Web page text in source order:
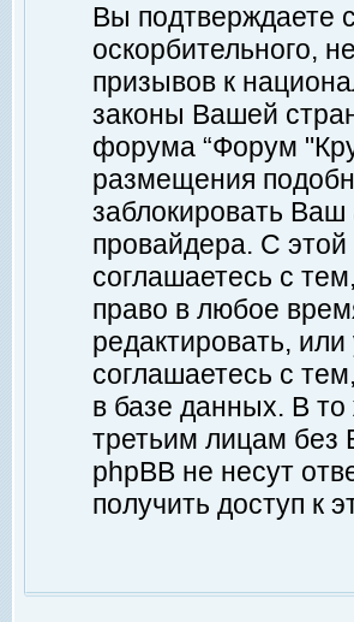
Вы подтверждаете
оскорбительного,
призывов к
законы Вашей
форума “Форум
размещения
заблокировать Ваш
провайдера. С
соглашаетесь с
право в любое
редактировать,
соглашаетесь с
в базе данных. В
третьим лицам без
phpBB не несут
получить доступ к